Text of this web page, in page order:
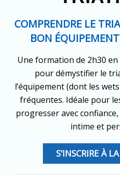
COMPRENDRE LE
BON
Une formation de 2h30 en
pour démystifier le
l’équipement (dont les
fréquentes. Idéale pour
progresser avec
intime et
S’INSCRIRE À